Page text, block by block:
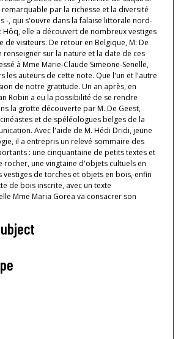
par la richesse et la diversité
-, qui s'ouvre dans la falaise littorale nord-
Hôq, elle a découvert de nombreux vestiges
de visiteurs. De retour en Belgique, M: De
renseigner sur la nature et la date de ces
à Mme Marie-Claude Simeone-Senelle,
les auteurs de cette note. Que l'un et l'autre
de notre gratitude. Un an après, en
Robin a eu la possibilité de se rendre
la grotte découverte par M. De Geest,
et de spéléologues belges de la
Avec l'aide de M. Hédi Dridi, jeune
il a entrepris un relevé sommaire des
: une cinquantaine de petits textes et
rocher, une vingtaine d'objets cultuels en
de torches et objets en bois, enfin
de bois inscrite, avec un texte
Mme Maria Gorea va consacrer son